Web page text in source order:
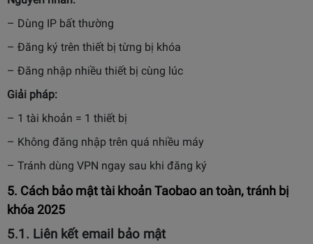
– Dùng IP bất thường
– Đăng ký trên thiết bị từng bị khóa
– Đăng nhập nhiều thiết bị cùng lúc
Giải pháp:
– 1 tài khoản = 1 thiết bị
– Không đăng nhập trên quá nhiều máy
– Tránh dùng VPN ngay sau khi đăng ký
5. Cách bảo mật tài khoản Taobao an toàn, tránh bị
khóa 2025
5.1. Liên kết email bảo mật